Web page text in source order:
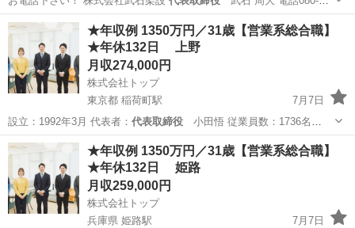
1166…
神奈川 川崎市 鹿島田駅 鳶職 足場
★年収例 1350万円／31歳【営業系総合職】
★年休132日 上野
月収274,000円
株式会社トップ
東京都 稲荷町駅
7月7日
設立：1992年3月 代表者： 代表取締役小田悟 従業員数：1736名
（2…
東京 台東区 稲荷町駅 販売 社員
★年収例 1350万円／31歳【営業系総合職】
★年休132日 姫路
月収259,000円
株式会社トップ
兵庫県 姫路駅
7月7日